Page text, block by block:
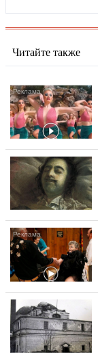
Читайте также